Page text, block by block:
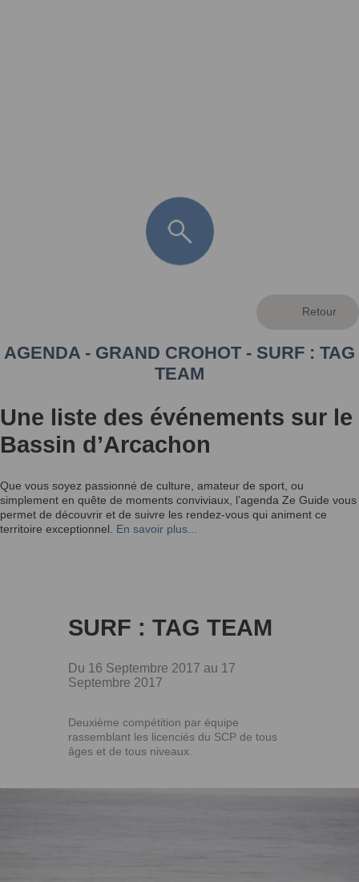
AGENDA - GRAND CROHOT - SURF : TAG
TEAM
Une liste des événements sur le
Bassin d’Arcachon
Que vous soyez passionné de culture, amateur de sport, ou
simplement en quête de moments conviviaux, l’agenda Ze Guide vous
permet de découvrir et de suivre les rendez-vous qui animent ce
territoire exceptionnel. En savoir plus...
SURF : TAG TEAM
Du 16 Septembre 2017 au 17
Septembre 2017
Deuxième compétition par équipe
rassemblant les licenciés du SCP de tous
âges et de tous niveaux.